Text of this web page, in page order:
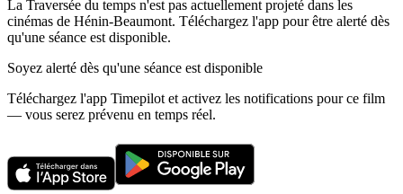
La Traversée du temps n'est pas actuellement projeté dans les
cinémas de Hénin-Beaumont. Téléchargez l'app pour être alerté dès
qu'une séance est disponible.
Soyez alerté dès qu'une séance est disponible
Téléchargez l'app Timepilot et activez les notifications pour ce film
— vous serez prévenu en temps réel.